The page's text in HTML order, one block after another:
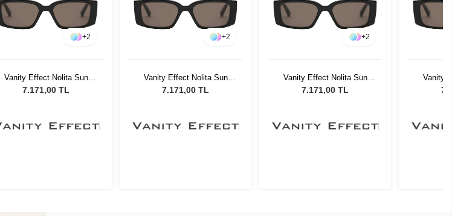
+2
Vanity Effect Nolita Sun
Black Kadın Güneş Gözlüğü
7.171,00 TL
+2
Vanity Effect Nolita Sun
Black Kadın Güneş Gözlüğü
7.171,00 TL
+2
Vanity Effect Nolita Sun
Black Kadın Güneş Gözlüğü
7.171,00 TL
Vanity
Black